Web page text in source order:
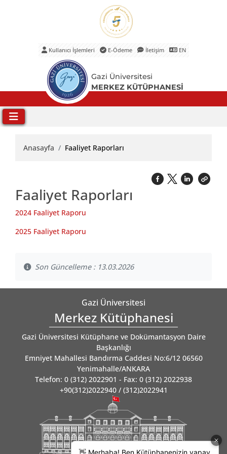
Gazi Üniversitesi
MERKEZ KÜTÜPHANESİ
Kullanıcı İşlemleri E-Ödeme İletişim EN
Anasayfa Faaliyet Raporları
Faaliyet Raporları
2024 Faaliyet Raporu
2025 Faaliyet Raporu
Son Güncelleme : 13.03.2026
Gazi Üniversitesi
Merkez Kütüphanesi
Gazi Üniversitesi Kütüphane ve Dokümantasyon Daire
Başkanlığı
Emniyet Mahallesi Bandırma Caddesi No:6/12 06560
Yenimahalle/ANKARA
Telefon: 0 (312) 2022901 - Fax: 0 (312) 2022938
+90(312)2022940 / (312)2022941